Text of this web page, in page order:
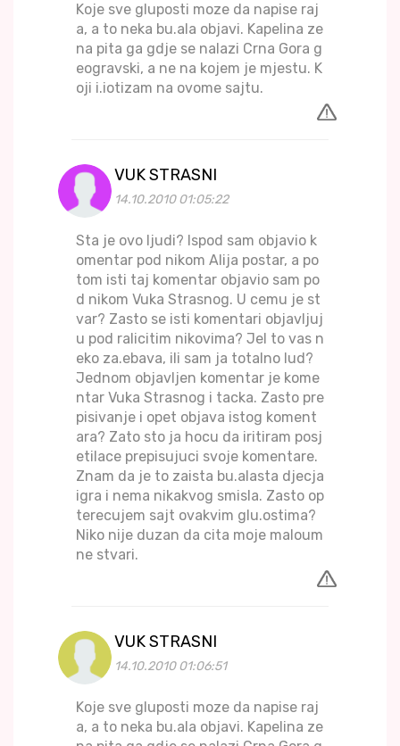
Koje sve gluposti moze da napise raj
a, a to neka bu.ala objavi. Kapelina ze
na pita ga gdje se nalazi Crna Gora g
eogravski, a ne na kojem je mjestu. K
oji i.iotizam na ovome sajtu.
VUK STRASNI
14.10.2010 01:05:22
Sta je ovo ljudi? Ispod sam objavio k
omentar pod nikom Alija postar, a po
tom isti taj komentar objavio sam po
d nikom Vuka Strasnog. U cemu je st
var? Zasto se isti komentari objavljuj
u pod ralicitim nikovima? Jel to vas n
eko za.ebava, ili sam ja totalno lud?
Jednom objavljen komentar je kome
ntar Vuka Strasnog i tacka. Zasto pre
pisivanje i opet objava istog koment
ara? Zato sto ja hocu da iritiram posj
etilace prepisujuci svoje komentare.
Znam da je to zaista bu.alasta djecja
igra i nema nikakvog smisla. Zasto op
terecujem sajt ovakvim glu.ostima?
Niko nije duzan da cita moje maloum
ne stvari.
VUK STRASNI
14.10.2010 01:06:51
Koje sve gluposti moze da napise raj
a, a to neka bu.ala objavi. Kapelina ze